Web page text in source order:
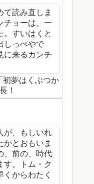
て読み直しま
チョーは、一
。すいはくと
しっぺやで
に来るカンチ
初夢はくぶつか
！
が、もしいれ
かとおもいま
、前の、時代
す。トム・ク
からわたく